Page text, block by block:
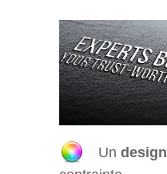
Un design